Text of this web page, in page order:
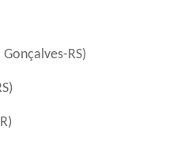
RS)